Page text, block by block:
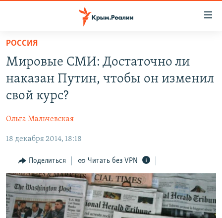
Вернуться
основному
содержанию
Вернутся
главной
Вернутся
поиску
СПЕЦПРОЕКТЫ
ГРУЗ 200
ВОДА
ЕЩЕ
ИНТЕРАКТИВ
ИНФОГРАФИКА
ТЕЛЕПРОЕКТ КРЫМ.РЕАЛИИ
СОВЕТЫ ПРАВОЗАЩИТНИКОВ
ПРОПАВШИЕ БЕЗ ВЕСТИ
РАДІО СВОБОДА
КАК ОБОЙТИ БЛОКИРОВКУ
Українською
Qırımtatar
РОССИЯ
Мировые СМИ: Достаточно ли
наказан Путин, чтобы он изменил
свой курс?
Ольга Мальчевская
18 декабря 2014, 18:18
Поделиться Читать без VPN